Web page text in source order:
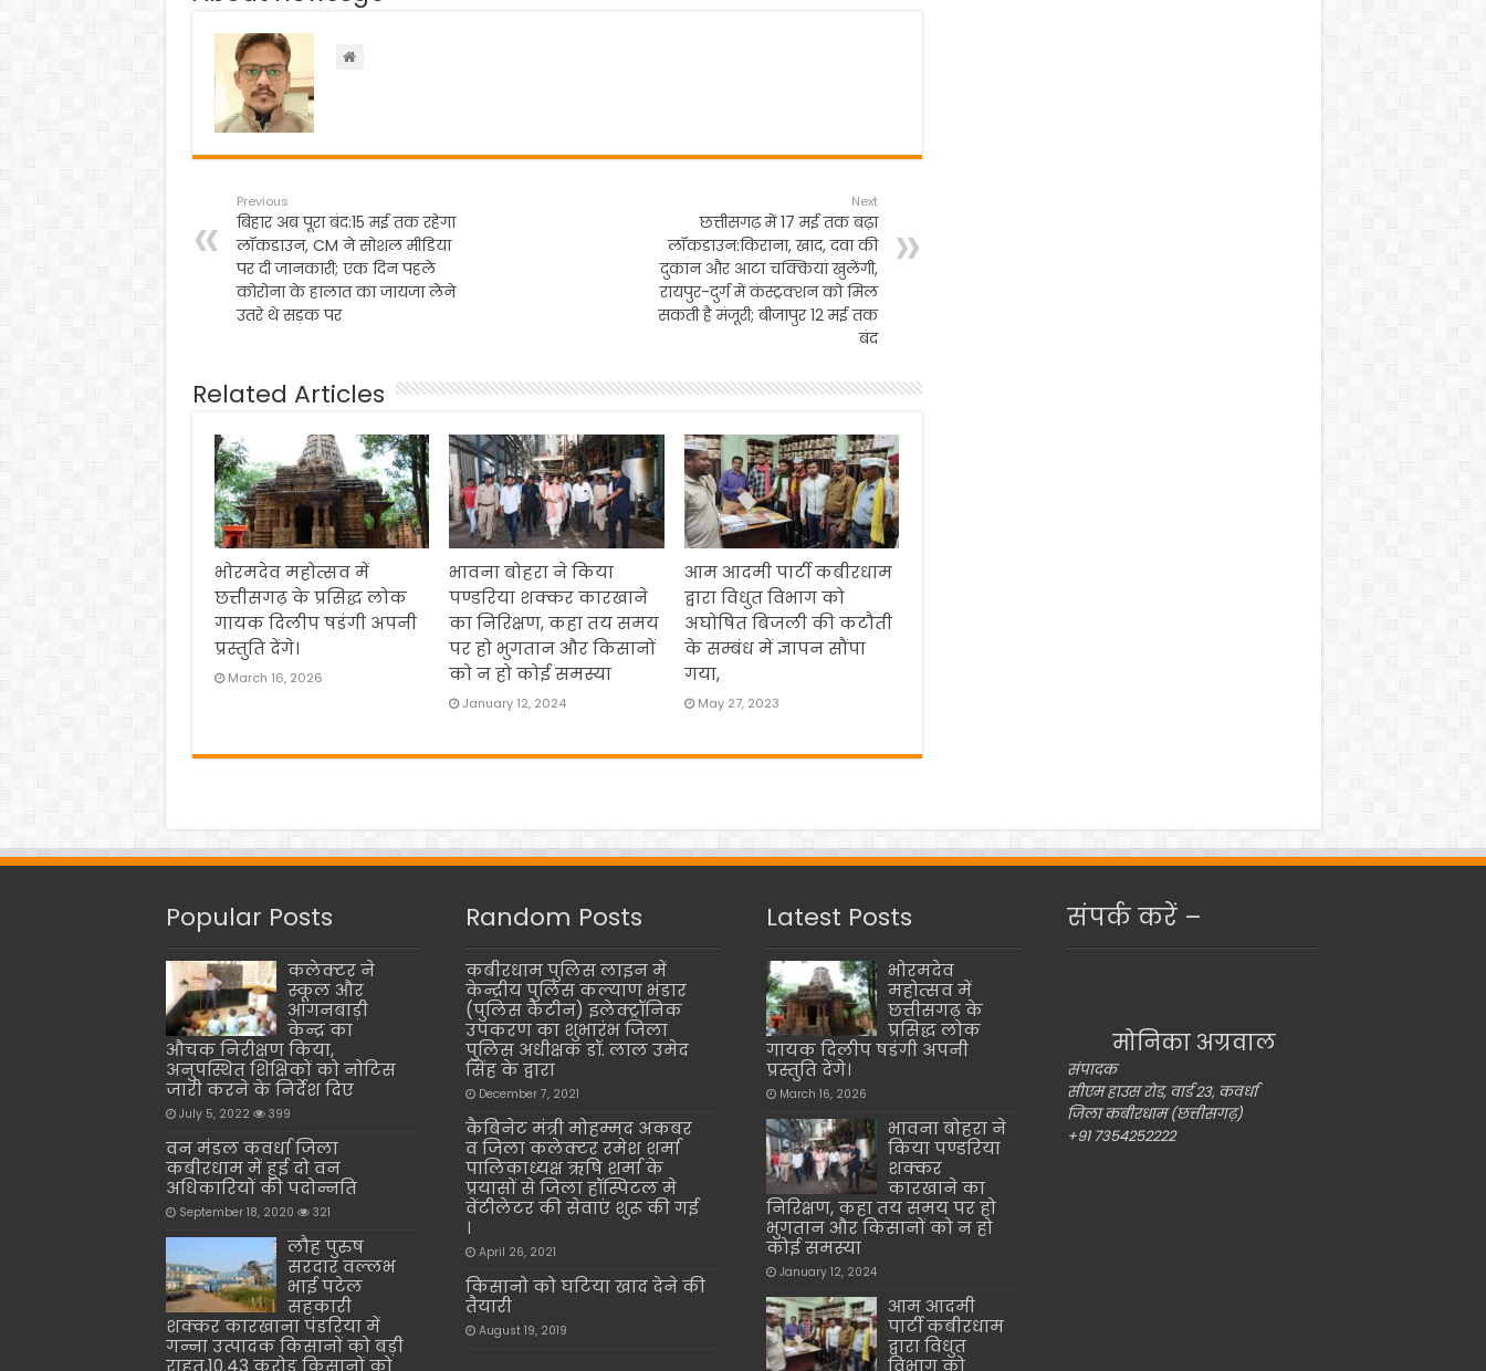
o
o
k
p
p
Previous
बिहार अब पूरा बंद:15 मई तक रहेगा
लॉकडाउन, CM ने सोशल मीडिया
पर दी जानकारी; एक दिन पहले
कोरोना के हालात का जायजा लेने
उतरे थे सड़क पर
Next
छत्तीसगढ़ में 17 मई तक बढ़ा
लॉकडाउन:किराना, खाद, दवा की
दुकान और आटा चक्कियां खुलेंगी,
रायपुर-दुर्ग में कंस्ट्रक्शन को मिल
सकती है मंजूरी; बीजापुर 12 मई तक
बंद
Related Articles
भोरमदेव महोत्सव में
छत्तीसगढ़ के प्रसिद्ध लोक
गायक दिलीप षडंगी अपनी
प्रस्तुति देंगे।
March 16, 2026
भावना बोहरा ने किया
पण्डरिया शक्कर कारखाने
का निरिक्षण, कहा तय समय
पर हो भुगतान और किसानों
को न हो कोई समस्या
January 12, 2024
आम आदमी पार्टी कबीरधाम
द्वारा विधुत विभाग को
अघोषित बिजली की कटौती
के सम्बंध में ज्ञापन सौंपा
गया,
May 27, 2023
Popular Posts
कलेक्टर ने
स्कूल और
आंगनबाड़ी
केन्द्र का
औचक निरीक्षण किया,
अनुपस्थित शिक्षिकों को नोटिस
जारी करने के निर्देश दिए
July 5, 2022 399
वन मंडल कवर्धा जिला
कबीरधाम में हुई दो वन
अधिकारियों की पदोन्नति
September 18, 2020 321
लौह पुरुष
सरदार वल्लभ
भाई पटेल
सहकारी
शक्कर कारखाना पंडरिया में
गन्ना उत्पादक किसानों को बड़ी
राहत,10.43 करोड़ किसानों को
Random Posts
कबीरधाम पुलिस लाइन में
केन्द्रीय पुलिस कल्याण भंडार
(पुलिस कैंटीन) इलेक्ट्रॉनिक
उपकरण का शुभारंभ जिला
पुलिस अधीक्षक डॉ. लाल उमेद
सिंह के द्वारा
December 7, 2021
कैबिनेट मंत्री मोहम्मद अकबर
व जिला कलेक्टर रमेश शर्मा
पालिकाध्यक्ष ऋषि शर्मा के
प्रयासों से जिला हॉस्पिटल मे
वेंटीलेटर की सेवाएं शुरू की गई
।
April 26, 2021
किसानो को घटिया खाद देने की
तैयारी
August 19, 2019
Latest Posts
भोरमदेव
महोत्सव में
छत्तीसगढ़ के
प्रसिद्ध लोक
गायक दिलीप षडंगी अपनी
प्रस्तुति देंगे।
March 16, 2026
भावना बोहरा ने
किया पण्डरिया
शक्कर
कारखाने का
निरिक्षण, कहा तय समय पर हो
भुगतान और किसानों को न हो
कोई समस्या
January 12, 2024
आम आदमी
पार्टी कबीरधाम
द्वारा विधुत
विभाग को
संपर्क करें –
मोनिका अग्रवाल
संपादक
सीएम हाउस रोड, वार्ड 23, कवर्धा
जिला कबीरधाम (छत्तीसगढ़)
+91 7354252222